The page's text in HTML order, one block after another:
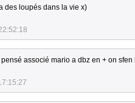
des loupés dans la vie x)
associé mario a dbz en + on